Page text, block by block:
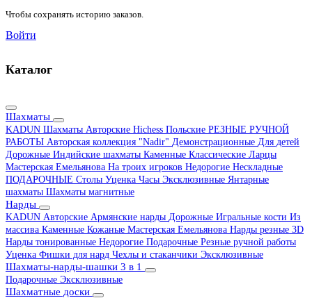
Чтобы сохранять историю заказов.
Войти
Каталог
Шахматы
KADUN Шахматы Авторские Hichess Польские РЕЗНЫЕ РУЧНОЙ
РАБОТЫ Авторская коллекция "Nadir" Демонстрационные Для детей
Дорожные Индийские шахматы Каменные Классические Ларцы
Мастерская Емельянова На троих игроков Недорогие Нескладные
ПОДАРОЧНЫЕ Столы Уценка Часы Эксклюзивные Янтарные
шахматы Шахматы магнитные
Нарды
KADUN Авторские Армянские нарды Дорожные Игральные кости Из
массива Каменные Кожаные Мастерская Емельянова Нарды резные 3D
Нарды тонированные Недорогие Подарочные Резные ручной работы
Уценка Фишки для нард Чехлы и стаканчики Эксклюзивные
Шахматы-нарды-шашки 3 в 1
Подарочные Эксклюзивные
Шахматные доски